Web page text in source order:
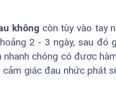
không còn tùy vào tay
2 - 3 ngày, sau đó
nhanh chóng có được
giác đau nhức phát